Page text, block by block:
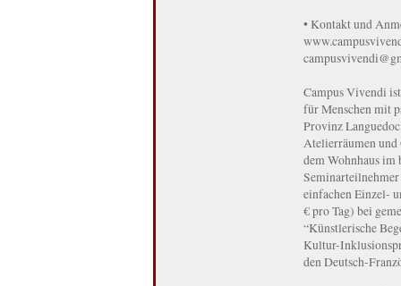
• Kontakt und
Campus Vivendi
für Menschen mit
Provinz
Atelierräumen und
dem Wohnhaus im
einfachen Einzel-
€ pro Tag) bei
“Künstlerische
Kultur-
den Deutsch-